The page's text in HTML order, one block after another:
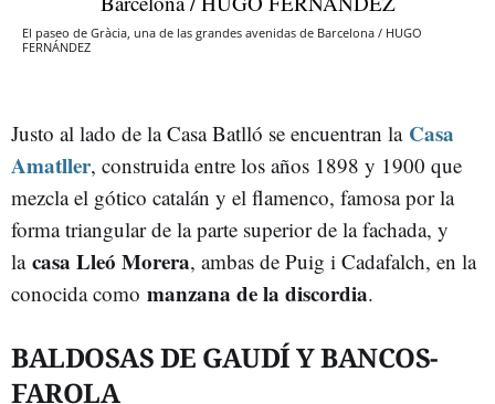
El paseo de Gràcia, una de las grandes avenidas de Barcelona / HUGO
FERNÁNDEZ
Justo al lado de la Casa Batlló se encuentran la Casa
Amatller, construida entre los años 1898 y 1900 que
mezcla el gótico catalán y el flamenco, famosa por la
forma triangular de la parte superior de la fachada, y
la casa Lleó Morera, ambas de Puig i Cadafalch, en la
conocida como manzana de la discordia.
BALDOSAS DE GAUDÍ Y BANCOS-
FAROLA